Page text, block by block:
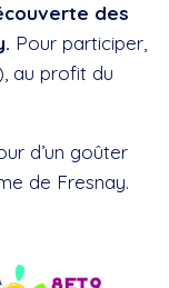
des
Pour participer,
au profit du
d’un goûter
de Fresnay.